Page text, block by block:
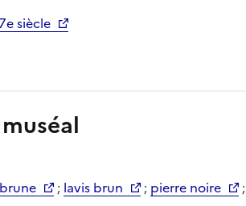
siècle
; lavis brun ; pierre noire ;